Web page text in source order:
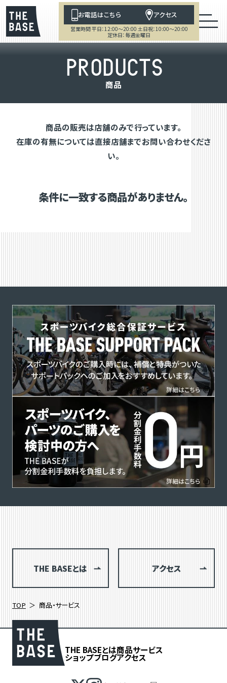
お電話はこちら アクセス
営業時間 平日：12:00～20:00 土日祝：10:00～20:00
定休日：毎週金曜日
PRODUCTS
商品
商品の販売は店舗のみで行っています。
在庫の有無については直接店舗までお問い合わせくださ
い。
条件に一致する商品がありません。
THE BASEとは アクセス
TOP 商品・サービス
THE BASEとは商品サービス
ショップブログアクセス